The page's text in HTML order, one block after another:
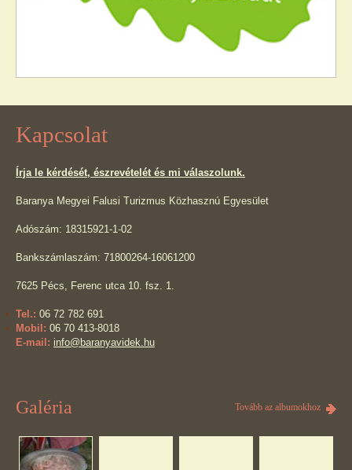
Kapcsolat
Írja le kérdését, észrevételét és mi válaszolunk.
Baranya Megyei Falusi Turizmus Közhasznú Egyesület
Adószám: 18315921-1-02
Bankszámlaszám: 71800264-16061200
7625 Pécs, Ferenc utca 10. fsz. 1.
Tel.: 06 72 782 691
Mobil: 06 70 413-8018
E-mail: info@baranyavidek.hu
Galéria Tovább az albumokhoz